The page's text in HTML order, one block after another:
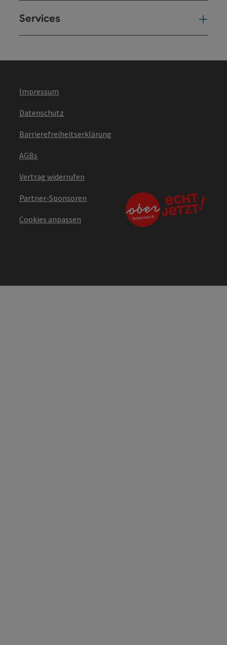
Services
Impressum
Datenschutz
Barrierefreiheitserklärung
AGBs
Vertrag widerrufen
Partner-Sponsoren
Cookies anpassen